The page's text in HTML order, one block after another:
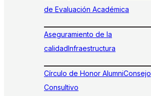
de Evaluación Académica
Aseguramiento de la
calidadInfraestructura
Círculo de Honor AlumniConsejo
Consultivo